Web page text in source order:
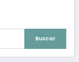
Buscar